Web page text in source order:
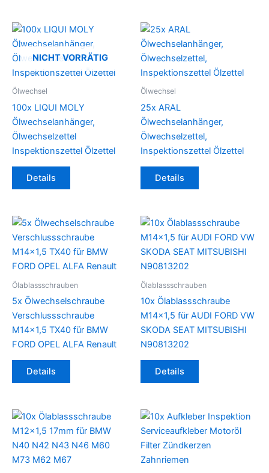
NICHT VORRÄTIG
Ölwechsel
100x LIQUI MOLY
Ölwechselanhänger,
Ölwechselzettel
Inspektionszettel Ölzettel
Details
Ölwechsel
25x ARAL
Ölwechselanhänger,
Ölwechselzettel,
Inspektionszettel Ölzettel
Details
Ölablassschrauben
5x Ölwechselschraube
Verschlussschraube
M14x1,5 TX40 für BMW
FORD OPEL ALFA Renault
Details
Ölablassschrauben
10x Ölablassschraube
M14x1,5 für AUDI FORD VW
SKODA SEAT MITSUBISHI
N90813202
Details